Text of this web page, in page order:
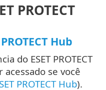
PROTECT
PROTECT Hub
do ESET PROTECT
se você
PROTECT Hub).